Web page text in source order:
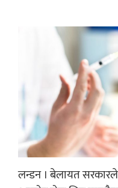
लन्डन । बेलायत